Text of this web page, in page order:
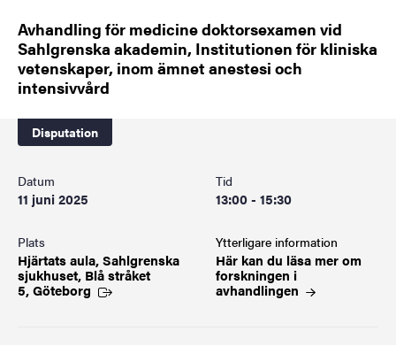
Avhandling för medicine doktorsexamen vid
Sahlgrenska akademin, Institutionen för kliniska
vetenskaper, inom ämnet anestesi och
intensivvård
Disputation
Datum
11 juni 2025
Tid
13:00 - 15:30
Plats
Hjärtats aula, Sahlgrenska
sjukhuset, Blå stråket
5, Göteborg
Ytterligare information
Här kan du läsa mer om
forskningen i
avhandlingen